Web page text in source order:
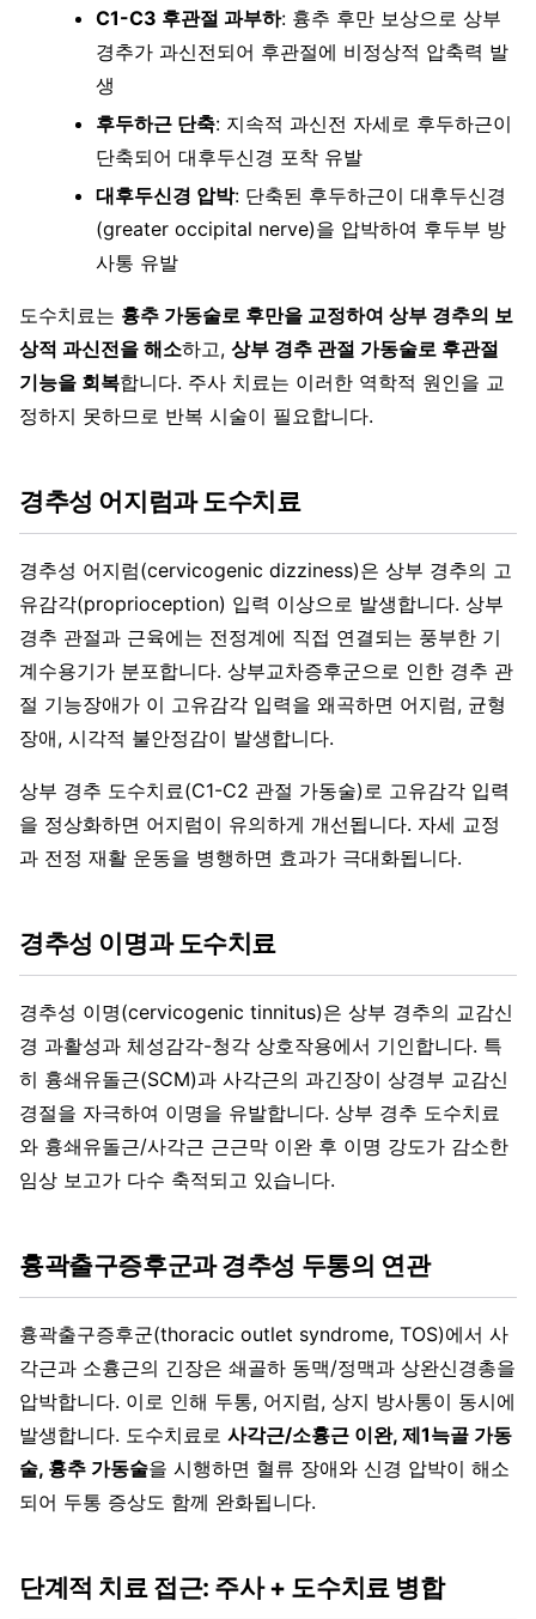
C1-C3 후관절 과부하: 흉추 후만 보상으로 상부
경추가 과신전되어 후관절에 비정상적 압축력 발
생
후두하근 단축: 지속적 과신전 자세로 후두하근이
단축되어 대후두신경 포착 유발
대후두신경 압박: 단축된 후두하근이 대후두신경
(greater occipital nerve)을 압박하여 후두부 방
사통 유발
도수치료는 흉추 가동술로 후만을 교정하여 상부 경추의 보
상적 과신전을 해소하고, 상부 경추 관절 가동술로 후관절
기능을 회복합니다. 주사 치료는 이러한 역학적 원인을 교
정하지 못하므로 반복 시술이 필요합니다.
경추성 어지럼과 도수치료
경추성 어지럼(cervicogenic dizziness)은 상부 경추의 고
유감각(proprioception) 입력 이상으로 발생합니다. 상부
경추 관절과 근육에는 전정계에 직접 연결되는 풍부한 기
계수용기가 분포합니다. 상부교차증후군으로 인한 경추 관
절 기능장애가 이 고유감각 입력을 왜곡하면 어지럼, 균형
장애, 시각적 불안정감이 발생합니다.
상부 경추 도수치료(C1-C2 관절 가동술)로 고유감각 입력
을 정상화하면 어지럼이 유의하게 개선됩니다. 자세 교정
과 전정 재활 운동을 병행하면 효과가 극대화됩니다.
경추성 이명과 도수치료
경추성 이명(cervicogenic tinnitus)은 상부 경추의 교감신
경 과활성과 체성감각-청각 상호작용에서 기인합니다. 특
히 흉쇄유돌근(SCM)과 사각근의 과긴장이 상경부 교감신
경절을 자극하여 이명을 유발합니다. 상부 경추 도수치료
와 흉쇄유돌근/사각근 근근막 이완 후 이명 강도가 감소한
임상 보고가 다수 축적되고 있습니다.
흉곽출구증후군과 경추성 두통의 연관
흉곽출구증후군(thoracic outlet syndrome, TOS)에서 사
각근과 소흉근의 긴장은 쇄골하 동맥/정맥과 상완신경총을
압박합니다. 이로 인해 두통, 어지럼, 상지 방사통이 동시에
발생합니다. 도수치료로 사각근/소흉근 이완, 제1늑골 가동
술, 흉추 가동술을 시행하면 혈류 장애와 신경 압박이 해소
되어 두통 증상도 함께 완화됩니다.
단계적 치료 접근: 주사 + 도수치료 병합